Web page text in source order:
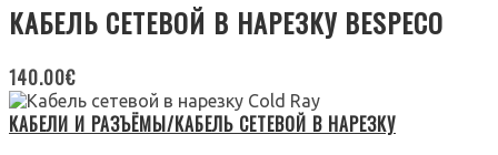
КАБЕЛЬ СЕТЕВОЙ В НАРЕЗКУ BESPECO
140.00€
КАБЕЛИ И РАЗЪЁМЫ/КАБЕЛЬ СЕТЕВОЙ В НАРЕЗКУ